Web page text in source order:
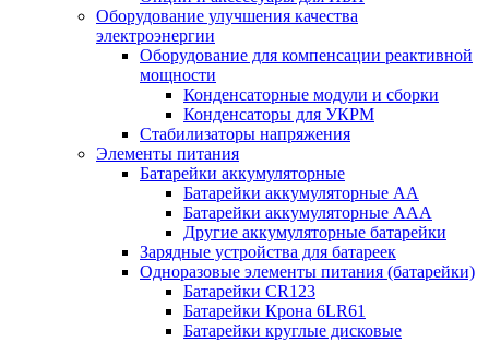
Оборудование улучшения качества
электроэнергии
Оборудование для компенсации реактивной
мощности
Конденсаторные модули и сборки
Конденсаторы для УКРМ
Стабилизаторы напряжения
Элементы питания
Батарейки аккумуляторные
Батарейки аккумуляторные АА
Батарейки аккумуляторные ААА
Другие аккумуляторные батарейки
Зарядные устройства для батареек
Одноразовые элементы питания (батарейки)
Батарейки CR123
Батарейки Крона 6LR61
Батарейки круглые дисковые